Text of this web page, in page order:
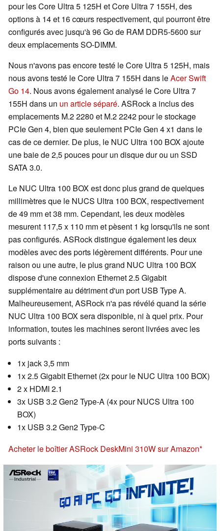
pour les Core Ultra 5 125H et Core Ultra 7 155H, des
options à 14 et 16 cœurs respectivement, qui pourront être
configurés avec jusqu'à 96 Go de RAM DDR5-5600 sur
deux emplacements SO-DIMM.
Nous n'avons pas encore testé le Core Ultra 5 125H, mais
nous avons testé le Core Ultra 7 155H dans leAcer Swift
Go 14. Nous avons également analysé le Core Ultra 7
155H dans un un article séparé. ASRock a inclus des
emplacements M.2 2280 et M.2 2242 pour le stockage
PCIe Gen 4, bien que seulement PCIe Gen 4 x1 dans le
cas de ce dernier. De plus, le NUC Ultra 100 BOX ajoute
une baie de 2,5 pouces pour un disque dur ou un SSD
SATA 3.0.
Le NUC Ultra 100 BOX est donc plus grand de quelques
millimètres que le NUCS Ultra 100 BOX, respectivement
de 49 mm et 38 mm. Cependant, les deux modèles
mesurent 117,5 x 110 mm et pèsent 1 kg lorsqu'ils ne sont
pas configurés. ASRock distingue également les deux
modèles avec des ports légèrement différents. Pour une
raison ou une autre, le plus grand NUC Ultra 100 BOX
dispose d'une connexion Ethernet 2.5 Gigabit
supplémentaire au détriment d'un port USB Type A.
Malheureusement, ASRock n'a pas révélé quand la série
NUC Ultra 100 BOX sera disponible, ni à quel prix. Pour
information, toutes les machines seront livrées avec les
ports suivants :
1x jack 3,5 mm
1x 2.5 Gigabit Ethernet (2x pour le NUC Ultra 100 BOX)
2 x HDMI 2.1
3x USB 3.2 Gen2 Type-A (4x pour NUCS Ultra 100
BOX)
1x USB 3.2 Gen2 Type-C
Acheter le boîtier ASRock DeskMini 310W sur Amazon